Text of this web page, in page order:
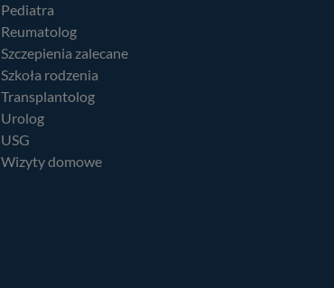
Pediatra
Reumatolog
Szczepienia zalecane
Szkoła rodzenia
Transplantolog
Urolog
USG
Wizyty domowe